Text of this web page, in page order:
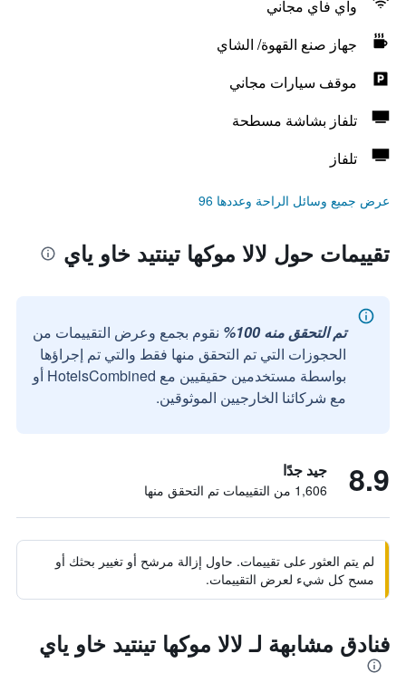
واي فاي مجاني
جهاز صنع القهوة/ الشاي
موقف سيارات مجاني
تلفاز بشاشة مسطحة
تلفاز
عرض جميع وسائل الراحة وعددها 96
تقييمات حول لالا موكها تينتيد خاو ياي
تم التحقق منه 100%
نقوم بجمع وعرض التقييمات من
الحجوزات التي تم التحقق منها فقط والتي تم إجراؤها
بواسطة مستخدمين حقيقيين مع HotelsCombined أو
مع شركائنا الخارجيين الموثوقين.
8.9 جيد جدًا
1,606 من التقييمات تم التحقق منها
لم يتم العثور على تقييمات. حاول إزالة مرشح أو تغيير بحثك أو
مسح كل شيء لعرض التقييمات.
فنادق مشابهة لـ لالا موكها تينتيد خاو ياي